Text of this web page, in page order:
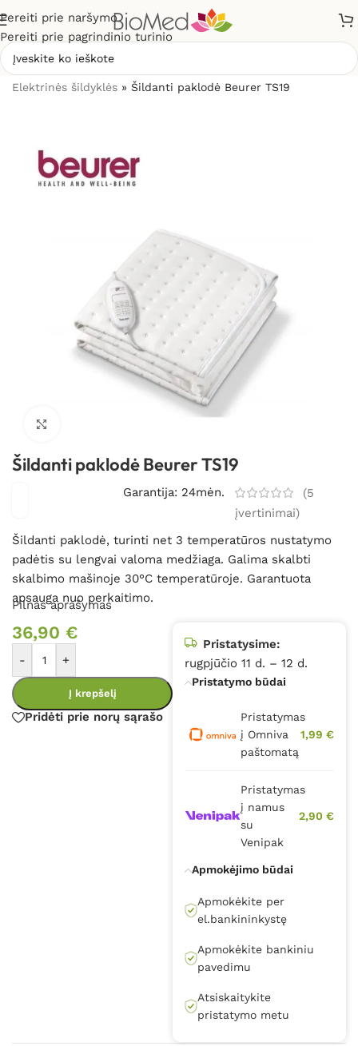
Pereiti prie naršymo
Pereiti prie pagrindinio turinio
Elektrinės šildyklės » Šildanti paklodė Beurer TS19
Šildanti paklodė Beurer TS19
Garantija: 24mėn. (5
įvertinimai)
Šildanti paklodė, turinti net 3 temperatūros nustatymo
padėtis su lengvai valoma medžiaga. Galima skalbti
skalbimo mašinoje 30°C temperatūroje. Garantuota
apsauga nuo perkaitimo.
Pilnas aprašymas
36,90 €
- +
Į krepšelį
Pridėti prie norų sąrašo
Pristatysime:
rugpjūčio 11 d. – 12 d.
Pristatymo būdai
Pristatymas
į Omniva
paštomatą
1,99 €
Pristatymas
į namus
su
Venipak
2,90 €
Apmokėjimo būdai
Apmokėkite per
el.bankininkystę
Apmokėkite bankiniu
pavedimu
Atsiskaitykite
pristatymo metu